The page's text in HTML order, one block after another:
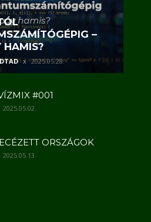
–
HAMIS?
2025.05.28.
#001
2025.05.02.
ORSZÁGOK
2025.05.13.